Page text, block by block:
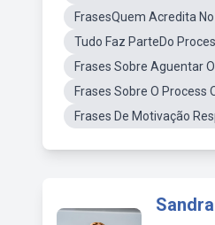
FrasesQuem Acredita
Tudo Faz ParteDo
Frases Sobre Aguentar
Frases Sobre O Process
Frases De Motivação
Sandra